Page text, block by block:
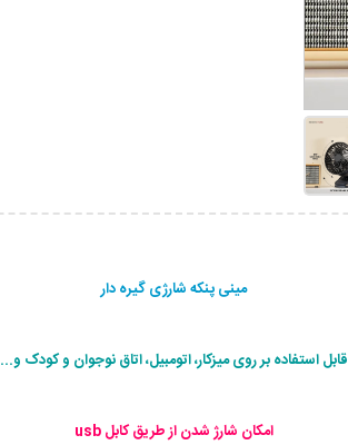
مینی پنکه شارژی گیره دار
قابل استفاده بر روی میزکار، اتومبیل، اتاق نوجوان و کودک و...
امکان شارژ شدن از طریق کابل usb